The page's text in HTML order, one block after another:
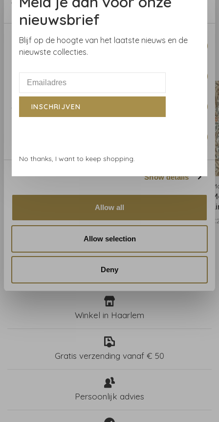
of their services.
Consent
Selection
Necessary
Statistics
Show details
Allow all
Allow selection
Deny
Morris & Co Pimpernel
€202,00
Morris & Co Pimpernel
Woad/Coral - 217363
€202,00
Winkel in Haarlem
Gratis verzending vanaf € 50
Persoonlijk advies
nieuwsbrief
Blijf op de hoogte van het laatste nieuws en de
nieuwste collecties.
INSCHRIJVEN
No thanks, I want to keep shopping.